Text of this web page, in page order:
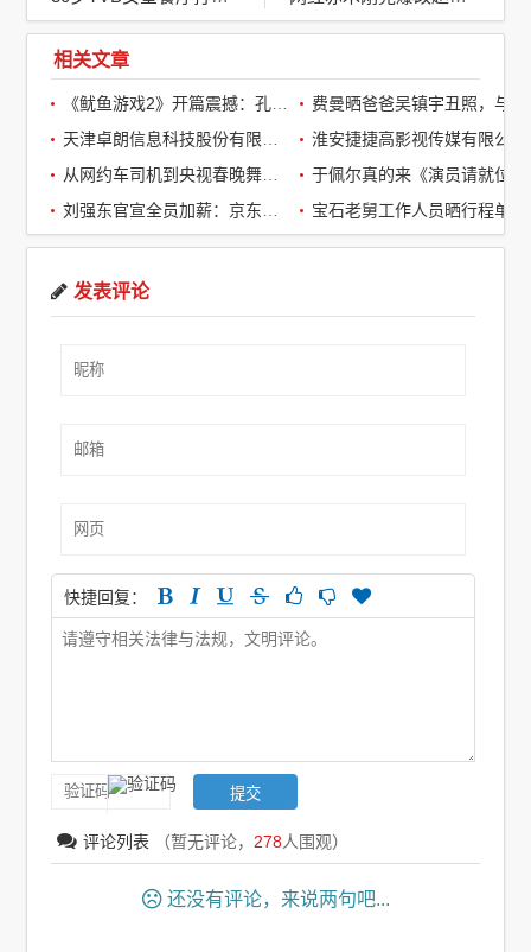
相关文章
淮安捷捷高影视传媒有限公司
发表评论
快捷回复：
评论列表 （暂无评论， 278人围观）
还没有评论，来说两句吧...